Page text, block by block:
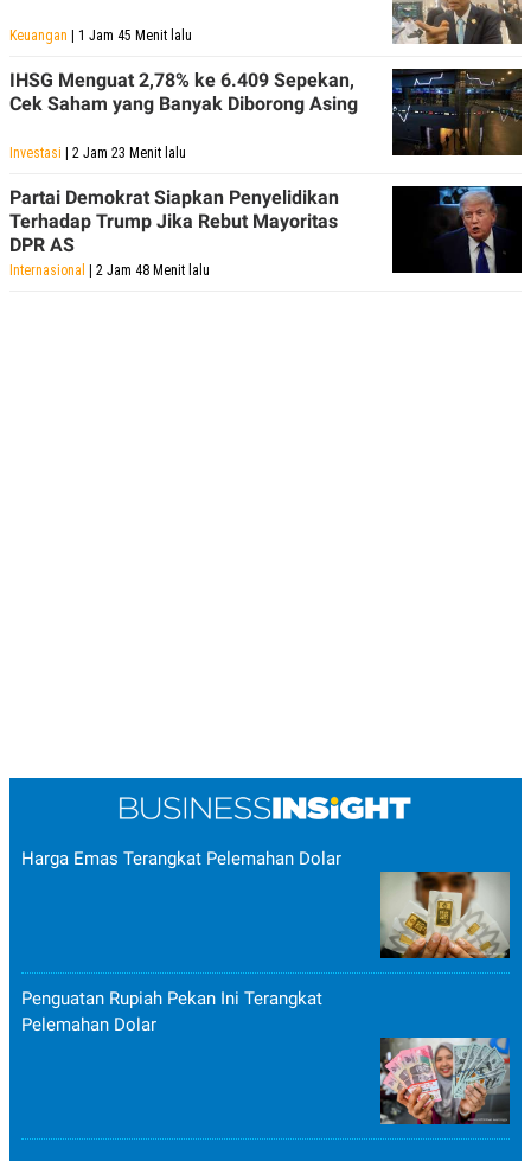
Keuangan | 1 Jam 45 Menit lalu
IHSG Menguat 2,78% ke 6.409 Sepekan,
Cek Saham yang Banyak Diborong Asing
Investasi | 2 Jam 23 Menit lalu
Partai Demokrat Siapkan Penyelidikan
Terhadap Trump Jika Rebut Mayoritas
DPR AS
Internasional | 2 Jam 48 Menit lalu
Harga Emas Terangkat Pelemahan Dolar
Penguatan Rupiah Pekan Ini Terangkat
Pelemahan Dolar